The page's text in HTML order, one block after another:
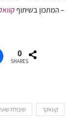
– המתכון בשיתוף
0
SHARES
קוואקר שיבולת